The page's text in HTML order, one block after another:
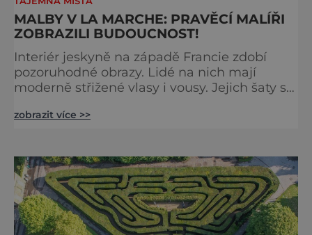
MALBY V LA MARCHE: PRAVĚCÍ MALÍŘI
ZOBRAZILI BUDOUCNOST!
Interiér jeskyně na západě Francie zdobí
pozoruhodné obrazy. Lidé na nich mají
moderně střižené vlasy i vousy. Jejich šaty se
ale staré tisíce let. Jak je to možné?
století. Skrývala překvapivý objev. Foto:
pinterest.
zobrazit více >>